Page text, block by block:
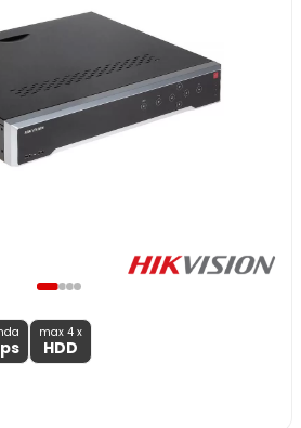
max 4 x
HDD